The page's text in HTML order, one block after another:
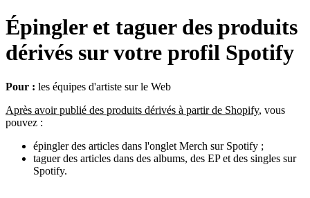
Épingler et taguer des produits
dérivés sur votre profil Spotify
Pour : les équipes d'artiste sur le Web
Après avoir publié des produits dérivés à partir de Shopify, vous
pouvez :
épingler des articles dans l'onglet Merch sur Spotify ;
taguer des articles dans des albums, des EP et des singles sur
Spotify.